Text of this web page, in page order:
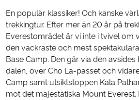
En populär klassiker! Och kanske
trekkingtur. Efter mer än 20 år på
Everestområdet är vi inte i tvivel om
den vackraste och mest
Base Camp. Den går via den
dalen, över Cho La-passet och
Camp samt utsiktstoppen Kala
mot det majestätiska Mount Everest.